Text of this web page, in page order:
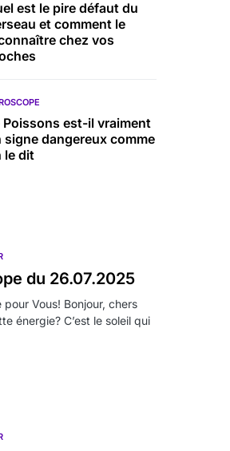
est le pire défaut du
et comment le
chez vos
Poissons est-il vraiment
signe dangereux comme
le dit
du 26.07.2025
pour Vous! Bonjour, chers
énergie? C’est le soleil qui